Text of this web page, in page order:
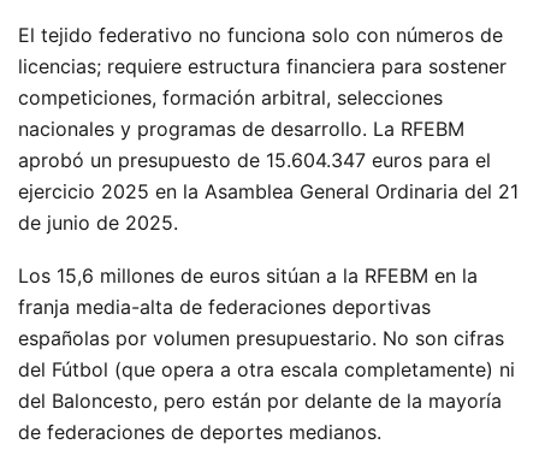
El tejido federativo no funciona solo con números de
licencias; requiere estructura financiera para sostener
competiciones, formación arbitral, selecciones
nacionales y programas de desarrollo. La RFEBM
aprobó un presupuesto de 15.604.347 euros para el
ejercicio 2025 en la Asamblea General Ordinaria del 21
de junio de 2025.
Los 15,6 millones de euros sitúan a la RFEBM en la
franja media-alta de federaciones deportivas
españolas por volumen presupuestario. No son cifras
del Fútbol (que opera a otra escala completamente) ni
del Baloncesto, pero están por delante de la mayoría
de federaciones de deportes medianos.